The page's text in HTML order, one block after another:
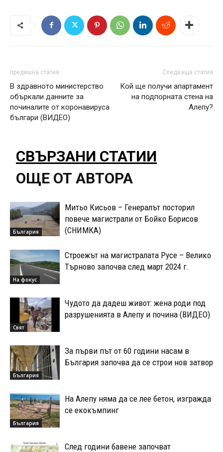
предишна статия
В здравното министерство
объркали данните за
починалите от коронавируса
българи (ВИДЕО)
Следваща статия
Кой ще получи апартамент
на подпорната стена на
Алепу?
СВЪРЗАНИ СТАТИИ
ОЩЕ ОТ АВТОРА
България
Митьо Кисьов – Генералът посторил
повече магистрали от Бойко Борисов
(СНИМКА)
На фокус
Строежът на магистралата Русе – Велико
Търново започва след март 2024 г.
Свят
Чудото да дадеш живот: жена роди под
разрушенията в Алепу и почина (ВИДЕО)
България
За първи път от 60 години насам в
България започва да се строи нов затвор
България
На Алепу няма да се лее бетон, изгражда
се екокъмпинг
След години бавене започват